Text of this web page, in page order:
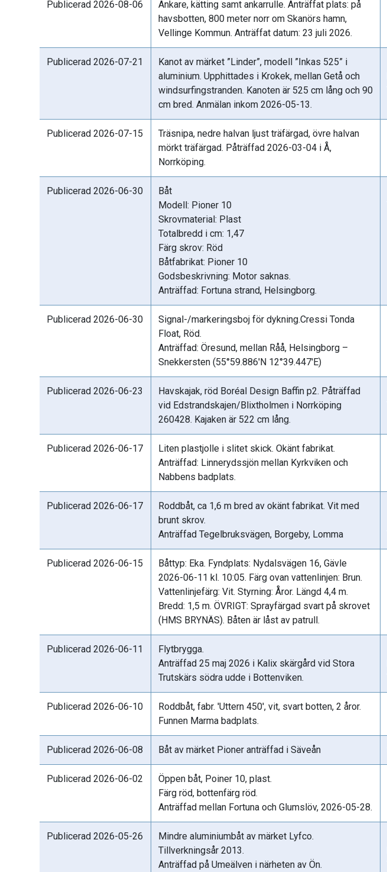
Publicerad 2026-08-06
Ankare, kätting samt ankarrulle. Anträffat plats: på
havsbotten, 800 meter norr om Skanörs hamn,
Vellinge Kommun. Anträffat datum: 23 juli 2026.
Publicerad 2026-07-21
Kanot av märket ”Linder”, modell ”Inkas 525” i
aluminium. Upphittades i Krokek, mellan Getå och
windsurfingstranden. Kanoten är 525 cm lång och 90
cm bred. Anmälan inkom 2026-05-13.
Publicerad 2026-07-15
Träsnipa, nedre halvan ljust träfärgad, övre halvan
mörkt träfärgad. Påträffad 2026-03-04 i Å,
Norrköping.
Publicerad 2026-06-30
Båt
Modell: Pioner 10
Skrovmaterial: Plast
Totalbredd i cm: 1,47
Färg skrov: Röd
Båtfabrikat: Pioner 10
Godsbeskrivning: Motor saknas.
Anträffad: Fortuna strand, Helsingborg.
Publicerad 2026-06-30
Signal-/markeringsboj för dykning.Cressi Tonda
Float, Röd.
Anträffad: Öresund, mellan Råå, Helsingborg –
Snekkersten (55°59.886'N 12°39.447'E)
Publicerad 2026-06-23
Havskajak, röd Boréal Design Baffin p2. Påträffad
vid Edstrandskajen/Blixtholmen i Norrköping
260428. Kajaken är 522 cm lång.
Publicerad 2026-06-17
Liten plastjolle i slitet skick. Okänt fabrikat.
Anträffad: Linnerydssjön mellan Kyrkviken och
Nabbens badplats.
Publicerad 2026-06-17
Roddbåt, ca 1,6 m bred av okänt fabrikat. Vit med
brunt skrov.
Anträffad Tegelbruksvägen, Borgeby, Lomma
Publicerad 2026-06-15
Båttyp: Eka. Fyndplats: Nydalsvägen 16, Gävle
2026-06-11 kl. 10:05. Färg ovan vattenlinjen: Brun.
Vattenlinjefärg: Vit. Styrning: Åror. Längd 4,4 m.
Bredd: 1,5 m. ÖVRIGT: Sprayfärgad svart på skrovet
(HMS BRYNÄS). Båten är låst av patrull.
Publicerad 2026-06-11
Flytbrygga.
Anträffad 25 maj 2026 i Kalix skärgård vid Stora
Trutskärs södra udde i Bottenviken.
Publicerad 2026-06-10
Roddbåt, fabr. 'Uttern 450', vit, svart botten, 2 åror.
Funnen Marma badplats.
Publicerad 2026-06-08 Båt av märket Pioner anträffad i Säveån
Publicerad 2026-06-02
Öppen båt, Poiner 10, plast.
Färg röd, bottenfärg röd.
Anträffad mellan Fortuna och Glumslöv, 2026-05-28.
Publicerad 2026-05-26
Mindre aluminiumbåt av märket Lyfco.
Tillverkningsår 2013.
Anträffad på Umeälven i närheten av Ön.